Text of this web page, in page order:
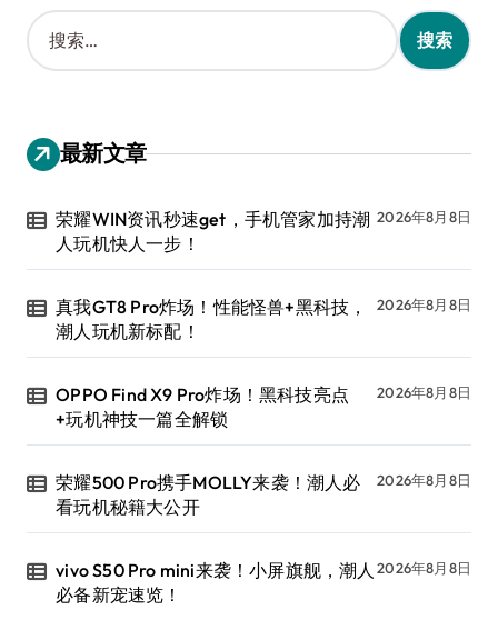
搜
索
：
最新文章
荣耀WIN资讯秒速get，手机管家加持潮
人玩机快人一步！
2026年8月8日
真我GT8 Pro炸场！性能怪兽+黑科技，
潮人玩机新标配！
2026年8月8日
OPPO Find X9 Pro炸场！黑科技亮点
+玩机神技一篇全解锁
2026年8月8日
荣耀500 Pro携手MOLLY来袭！潮人必
看玩机秘籍大公开
2026年8月8日
vivo S50 Pro mini来袭！小屏旗舰，潮人
必备新宠速览！
2026年8月8日